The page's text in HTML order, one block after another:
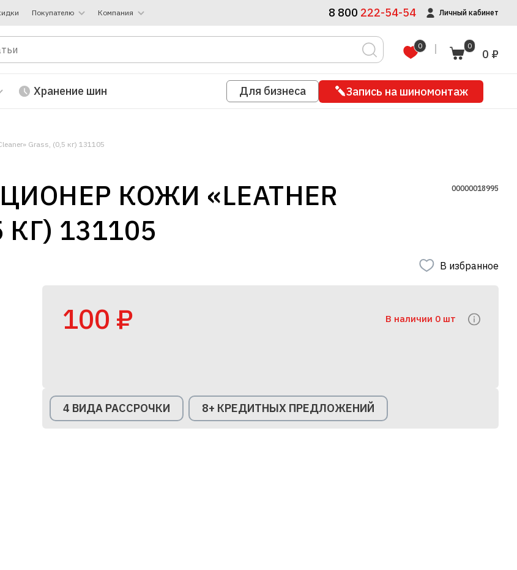
Покупателю Компания 8 800 222-54-54 Личный кабинет
0 0
0 ₽
Хранение шин Для бизнеса Запись на шиномонтаж
Grass, (0,5 кг) 131105
КОЖИ «LEATHER
КГ) 131105
00000018995
В избранное
100 ₽ В наличии 0 шт
4 ВИДА РАССРОЧКИ 8+ КРЕДИТНЫХ ПРЕДЛОЖЕНИЙ